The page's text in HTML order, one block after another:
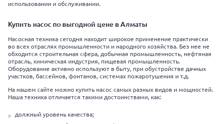
использовании и обслуживании.
Купить насос по выгодной цене в Алматы
Насосная техника сегодня находит широкое применение практически
во всех отраслях промышленности и народного хозяйства. Без нее не
обходится строительная сфера, добычная промышленность, нефтяная
отрасль, химическая индустрия, пищевая промышленность.
Оборудование активно используют в быту, при обустройстве дачных
участков, бассейнов, фонтанов, системах пожаротушения и т.д.
На нашем сайте можно купить насос самых разных видов и мощностей.
Наша техника отличается такими достоинствами, как:
должный уровень качества;